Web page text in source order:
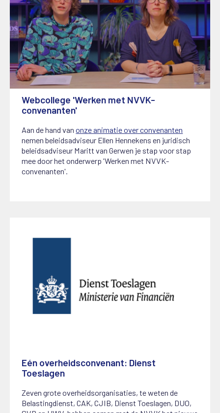
Webcollege 'Werken met NVVK-
convenanten'
27 februari 2026
Aan de hand vanonze animatie over convenanten
nemen beleidsadviseur Ellen Hennekens en juridisch
beleidsadviseur Maritt van Gerwen je stap voor stap
mee door het onderwerp 'Werken met NVVK-
convenanten'.
Eén overheidsconvenant: Dienst
Toeslagen
9 juli 2025
Zeven grote overheidsorganisaties, te weten de
Belastingdienst, CAK, CJIB, Dienst Toeslagen, DUO,